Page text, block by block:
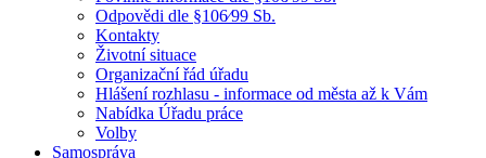
Odpovědi dle §106⁄99 Sb.
Kontakty
Životní situace
Organizační řád úřadu
Hlášení rozhlasu - informace od města až k Vám
Nabídka Úřadu práce
Volby
Samospráva